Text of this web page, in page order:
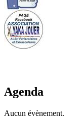
Agenda
Aucun évènement.